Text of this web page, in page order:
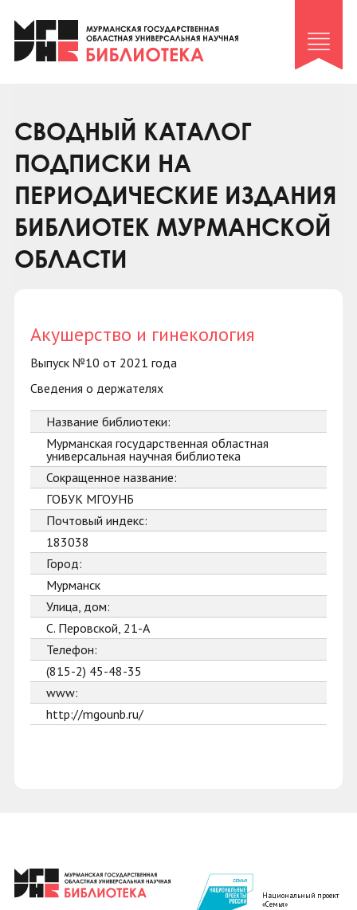
Клуб «Гиря и сельдерей»
Клуб «Семейный архив»
Коллегам
Контакты
СВОДНЫЙ КАТАЛОГ
ПОДПИСКИ НА
ПЕРИОДИЧЕСКИЕ ИЗДАНИЯ
БИБЛИОТЕК МУРМАНСКОЙ
ОБЛАСТИ
Акушерство и гинекология
Выпуск №10 от 2021 года
Сведения о держателях
Название библиотеки:
Мурманская государственная областная
универсальная научная библиотека
Сокращенное название:
ГОБУК МГОУНБ
Почтовый индекс:
183038
Город:
Мурманск
Улица, дом:
С. Перовской, 21-А
Телефон:
(815-2) 45-48-35
www:
http://mgounb.ru/
Национальный проект
«Семья»